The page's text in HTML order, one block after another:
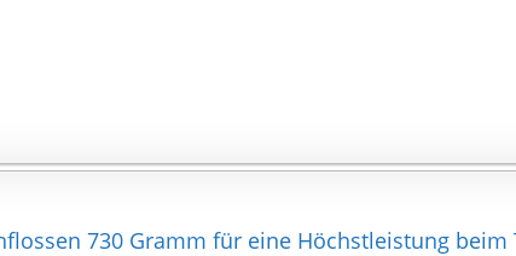
730 Gramm für eine Höchstleistung